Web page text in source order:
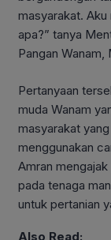
masyarakat. Aku
apa?” tanya
Pangan Wanam,
Pertanyaan
muda Wanam
masyarakat
menggunakan
Amran
pada tenaga
untuk pertanian
Also Read: